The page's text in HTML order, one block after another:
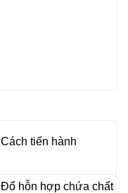
Cách tiến hành
Đổ hỗn hợp chứa chất